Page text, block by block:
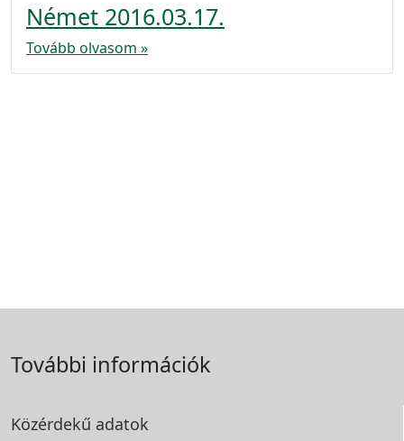
Német 2016.03.17.
Tovább olvasom »
További információk
Közérdekű adatok